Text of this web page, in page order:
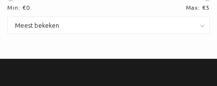
Min: €0 Max: €5